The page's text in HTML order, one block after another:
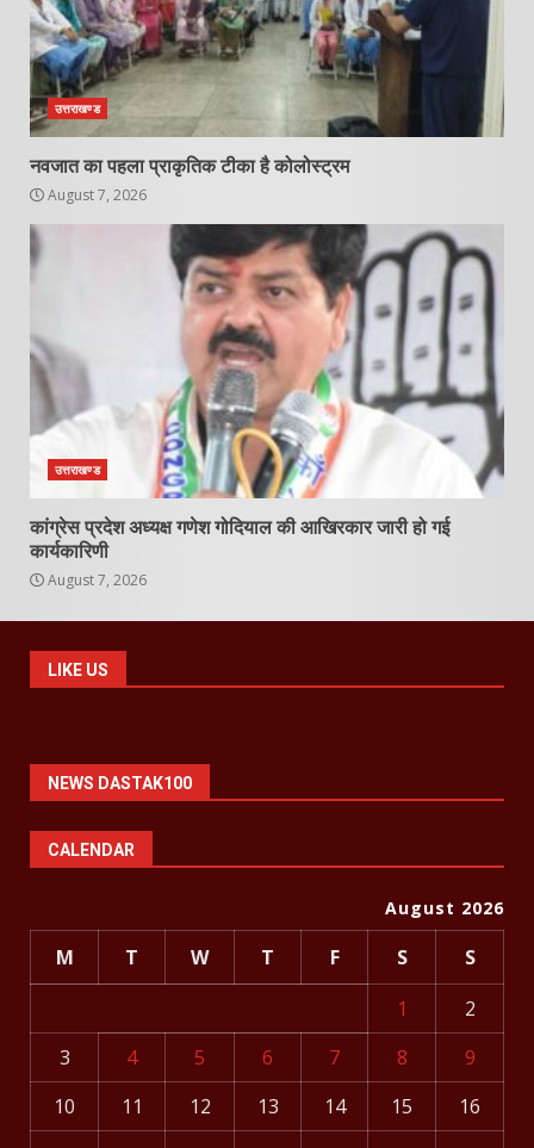
उत्तराखण्ड
नवजात का पहला प्राकृतिक टीका है कोलोस्ट्रम
August 7, 2026
उत्तराखण्ड
कांग्रेस प्रदेश अध्यक्ष गणेश गोदियाल की आखिरकार जारी हो गई
कार्यकारिणी
August 7, 2026
LIKE US
NEWS DASTAK100
CALENDAR
August 2026
M T W T F S
S
1
2
3
4 5 6 7 8
9
10
11 12 13 14 15
16